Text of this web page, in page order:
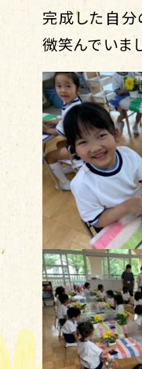
完成した自
微笑んでいま